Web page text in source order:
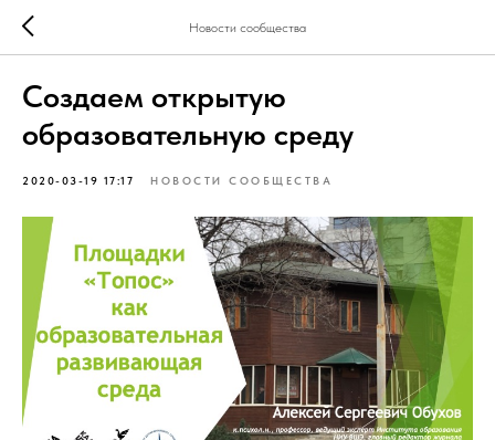
Новости сообщества
Создаем открытую
образовательную среду
2020-03-19 17:17 НОВОСТИ СООБЩЕСТВА